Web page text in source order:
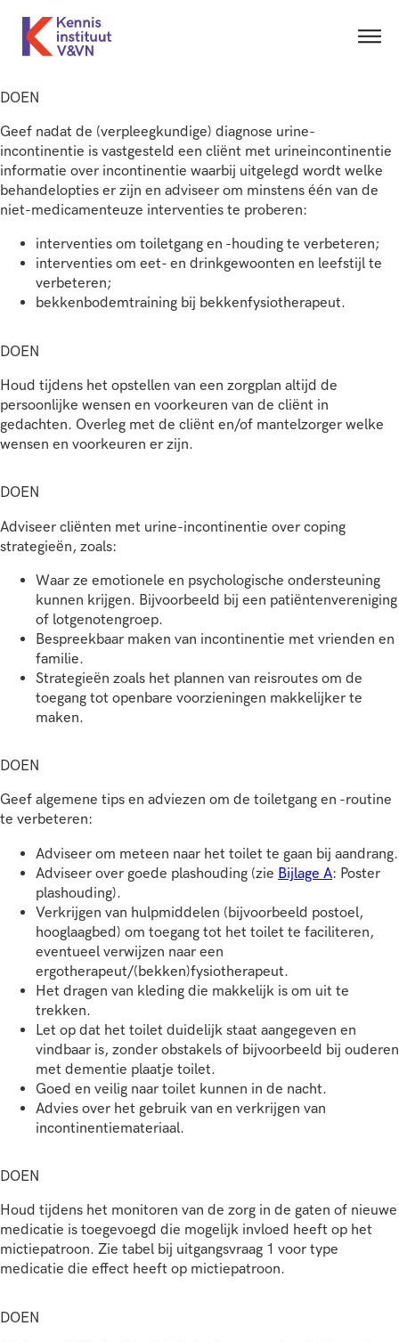
DOEN
Geef nadat de (verpleegkundige) diagnose urine-
incontinentie is vastgesteld een cliënt met urineincontinentie
informatie over incontinentie waarbij uitgelegd wordt welke
behandelopties er zijn en adviseer om minstens één van de
niet-medicamenteuze interventies te proberen:
interventies om toiletgang en -houding te verbeteren;
interventies om eet- en drinkgewoonten en leefstijl te
verbeteren;
bekkenbodemtraining bij bekkenfysiotherapeut.
DOEN
Houd tijdens het opstellen van een zorgplan altijd de
persoonlijke wensen en voorkeuren van de cliënt in
gedachten. Overleg met de cliënt en/of mantelzorger welke
wensen en voorkeuren er zijn.
DOEN
Adviseer cliënten met urine-incontinentie over coping
strategieën, zoals:
Waar ze emotionele en psychologische ondersteuning
kunnen krijgen. Bijvoorbeeld bij een patiëntenvereniging
of lotgenotengroep.
Bespreekbaar maken van incontinentie met vrienden en
familie.
Strategieën zoals het plannen van reisroutes om de
toegang tot openbare voorzieningen makkelijker te
maken.
DOEN
Geef algemene tips en adviezen om de toiletgang en -routine
te verbeteren:
Adviseer om meteen naar het toilet te gaan bij aandrang.
Adviseer over goede plashouding (zie Bijlage A: Poster
plashouding).
Verkrijgen van hulpmiddelen (bijvoorbeeld postoel,
hooglaagbed) om toegang tot het toilet te faciliteren,
eventueel verwijzen naar een
ergotherapeut/(bekken)fysiotherapeut.
Het dragen van kleding die makkelijk is om uit te
trekken.
Let op dat het toilet duidelijk staat aangegeven en
vindbaar is, zonder obstakels of bijvoorbeeld bij ouderen
met dementie plaatje toilet.
Goed en veilig naar toilet kunnen in de nacht.
Advies over het gebruik van en verkrijgen van
incontinentiemateriaal.
DOEN
Houd tijdens het monitoren van de zorg in de gaten of nieuwe
medicatie is toegevoegd die mogelijk invloed heeft op het
mictiepatroon. Zie tabel bij uitgangsvraag 1 voor type
medicatie die effect heeft op mictiepatroon.
DOEN